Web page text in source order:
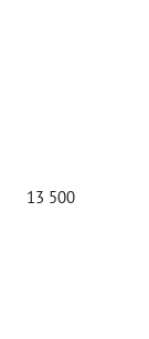
13 500